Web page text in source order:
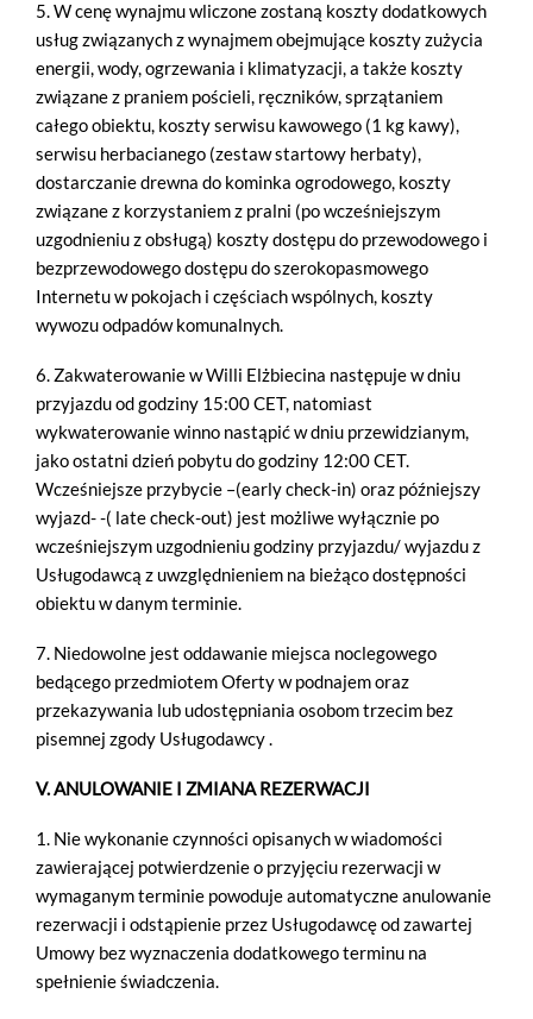
5. W cenę wynajmu wliczone zostaną koszty dodatkowych
usług związanych z wynajmem obejmujące koszty zużycia
energii, wody, ogrzewania i klimatyzacji, a także koszty
związane z praniem pościeli, ręczników, sprzątaniem
całego obiektu, koszty serwisu kawowego (1 kg kawy),
serwisu herbacianego (zestaw startowy herbaty),
dostarczanie drewna do kominka ogrodowego, koszty
związane z korzystaniem z pralni (po wcześniejszym
uzgodnieniu z obsługą) koszty dostępu do przewodowego i
bezprzewodowego dostępu do szerokopasmowego
Internetu w pokojach i częściach wspólnych, koszty
wywozu odpadów komunalnych.
6. Zakwaterowanie w Willi Elżbiecina następuje w dniu
przyjazdu od godziny 15:00 CET, natomiast
wykwaterowanie winno nastąpić w dniu przewidzianym,
jako ostatni dzień pobytu do godziny 12:00 CET.
Wcześniejsze przybycie –(early check-in) oraz późniejszy
wyjazd- -( late check-out) jest możliwe wyłącznie po
wcześniejszym uzgodnieniu godziny przyjazdu/ wyjazdu z
Usługodawcą z uwzględnieniem na bieżąco dostępności
obiektu w danym terminie.
7. Niedowolne jest oddawanie miejsca noclegowego
bedącego przedmiotem Oferty w podnajem oraz
przekazywania lub udostępniania osobom trzecim bez
pisemnej zgody Usługodawcy .
V. ANULOWANIE I ZMIANA REZERWACJI
1. Nie wykonanie czynności opisanych w wiadomości
zawierającej potwierdzenie o przyjęciu rezerwacji w
wymaganym terminie powoduje automatyczne anulowanie
rezerwacji i odstąpienie przez Usługodawcę od zawartej
Umowy bez wyznaczenia dodatkowego terminu na
spełnienie świadczenia.